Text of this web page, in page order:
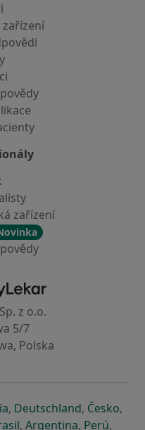
zařízení
- Hlavní stránka
z o.o.
5/7
Polska
záložce
v nové záložce
se otevře v nové záložce
, Deutschlandse otevře v
, Českose
,
v nové záložce
v nové záložce
se otevře v nové
, Argentinase otevře v
, Perúse
,